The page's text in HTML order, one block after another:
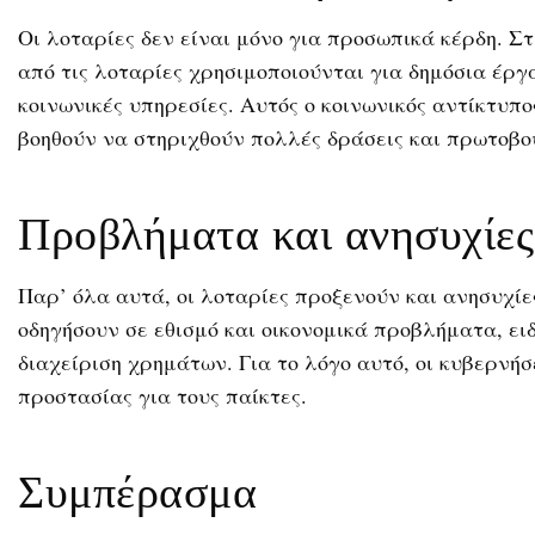
Οι λοταρίες δεν είναι μόνο για προσωπικά κέρδη.
από τις λοταρίες χρησιμοποιούνται για δημόσια
κοινωνικές υπηρεσίες. Αυτός ο κοινωνικός
βοηθούν να στηριχθούν πολλές δράσεις και
Προβλήματα και ανησυχίες
Παρ’ όλα αυτά, οι λοταρίες προξενούν και
οδηγήσουν σε εθισμό και οικονομικά προβλήματα,
διαχείριση χρημάτων. Για το λόγο αυτό, οι
προστασίας για τους παίκτες.
Συμπέρασμα